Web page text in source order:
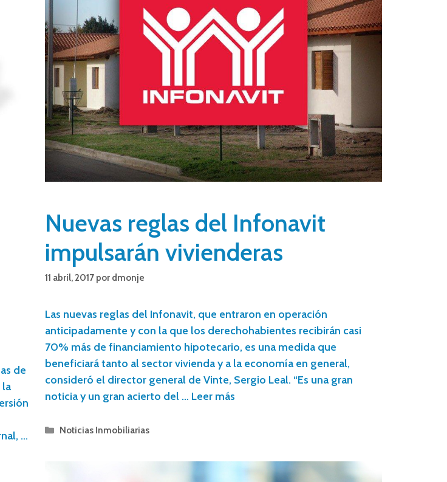
Nuevas reglas del Infonavit
impulsarán vivienderas
11 abril, 2017 por dmonje
Las nuevas reglas del Infonavit, que entraron en operación
anticipadamente y con la que los derechohabientes recibirán casi
70% más de financiamiento hipotecario, es una medida que
beneficiará tanto al sector vivienda y a la economía en general,
consideró el director general de Vinte, Sergio Leal. “Es una gran
noticia y un gran acierto del … Leer más
Noticias Inmobiliarias
de
la
…